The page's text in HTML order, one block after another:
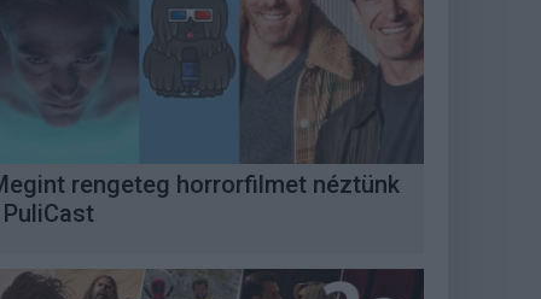
rengeteg horrorfilmet néztünk